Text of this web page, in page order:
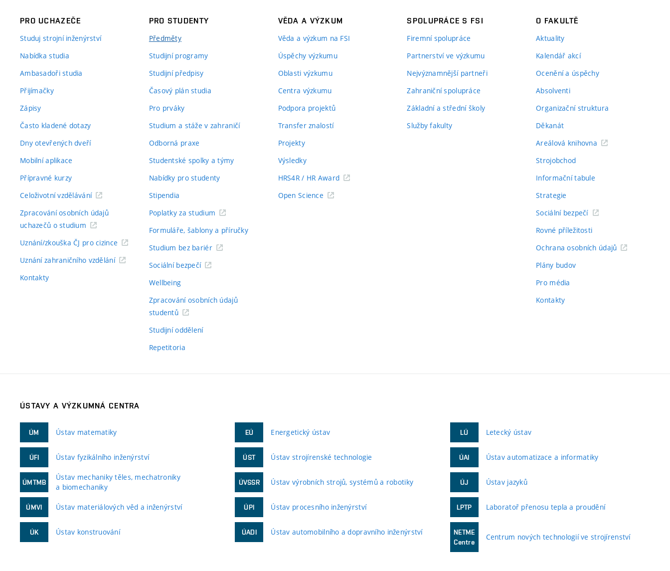
PRO UCHAZEČE
Studuj strojní inženýrství
Nabídka studia
Ambasadoři studia
Přijímačky
Zápisy
Často kladené dotazy
Dny otevřených dveří
Mobilní aplikace
Přípravné kurzy
Celoživotní vzdělávání
Zpracování osobních údajů
uchazečů o studium
Uznání/zkouška ČJ pro cizince
Uznání zahraničního vzdělání
Kontakty
PRO STUDENTY
Předměty
Studijní programy
Studijní předpisy
Časový plán studia
Pro prváky
Studium a stáže v zahraničí
Odborná praxe
Studentské spolky a týmy
Nabídky pro studenty
Stipendia
Poplatky za studium
Formuláře, šablony a příručky
Studium bez bariér
Sociální bezpečí
Wellbeing
Zpracování osobních údajů
studentů
Studijní oddělení
Repetitoria
VĚDA A VÝZKUM
Věda a výzkum na FSI
Úspěchy výzkumu
Oblasti výzkumu
Centra výzkumu
Podpora projektů
Transfer znalostí
Projekty
Výsledky
HRS4R / HR Award
Open Science
SPOLUPRÁCE S FSI
Firemní spolupráce
Partnerství ve výzkumu
Nejvýznamnější partneři
Zahraniční spolupráce
Základní a střední školy
Služby fakulty
O FAKULTĚ
Aktuality
Kalendář akcí
Ocenění a úspěchy
Absolventi
Organizační struktura
Děkanát
Areálová knihovna
Strojobchod
Informační tabule
Strategie
Sociální bezpečí
Rovné příležitosti
Ochrana osobních údajů
Plány budov
Pro média
Kontakty
ÚSTAVY A VÝZKUMNÁ CENTRA
ÚM Ústav matematiky
ÚFI Ústav fyzikálního inženýrství
ÚMTMB
Ústav mechaniky těles, mechatroniky
a biomechaniky
ÚMVI Ústav materiálových věd a inženýrství
ÚK Ústav konstruování
EÚ Energetický ústav
ÚST Ústav strojírenské technologie
ÚVSSR Ústav výrobních strojů, systémů a robotiky
ÚPI Ústav procesního inženýrství
ÚADI Ústav automobilního a dopravního inženýrství
LÚ Letecký ústav
ÚAI Ústav automatizace a informatiky
ÚJ Ústav jazyků
LPTP Laboratoř přenosu tepla a proudění
NETME
Centre
Centrum nových technologií ve strojírenství